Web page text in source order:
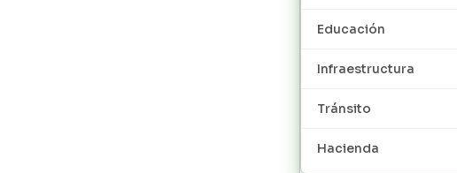
Educación
Infraestructura
Tránsito
Hacienda